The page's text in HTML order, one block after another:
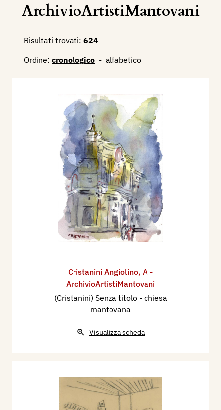
ArchivioArtistiMantovani
Risultati trovati: 624
Ordine: cronologico - alfabetico
Cristanini Angiolino, A -
ArchivioArtistiMantovani
(Cristanini) Senza titolo - chiesa
mantovana
Visualizza scheda